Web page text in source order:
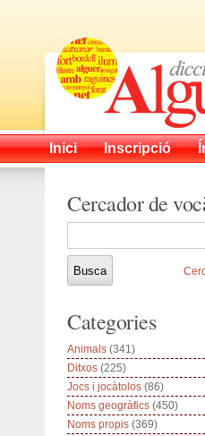
Inici Inscripció
Cercador de
Categories
Animals (341)
Ditxos (225)
Jocs i jocàtolos (86)
Noms geogràfics (450)
Noms propis (369)